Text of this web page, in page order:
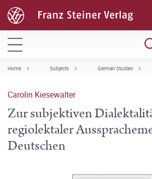
Home Subjects German Studies
Carolin Kiesewalter
Zur subjektiven
regiolektaler
Deutschen